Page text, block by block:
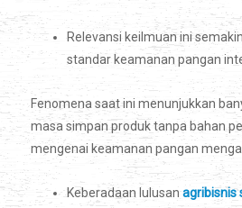
Relevansi keilmuan ini
standar keamanan pangan
Fenomena saat ini menunjukkan
masa simpan produk tanpa bahan
mengenai keamanan pangan
Keberadaan lulusan agribisnis